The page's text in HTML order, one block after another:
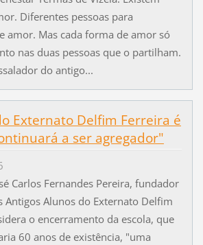
Diferentes pessoas para
amor. Mas cada forma de amor só
nas duas pessoas que o partilham.
do antigo...
Externato Delfim Ferreira é
a ser agregador"
Carlos Fernandes Pereira, fundador
Antigos Alunos do Externato Delfim
o encerramento da escola, que
60 anos de existência, "uma